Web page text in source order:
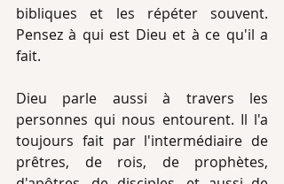
bibliques et les répéter souvent.
Pensez à qui est Dieu et à ce qu'il a
fait.
Dieu parle aussi à travers les
personnes qui nous entourent. Il l'a
toujours fait par l'intermédiaire de
prêtres, de rois, de prophètes,